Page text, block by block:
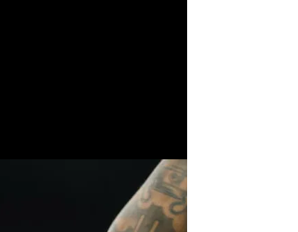
cumplir su
de Adri Fouz en el Twitch de ElDesmarque